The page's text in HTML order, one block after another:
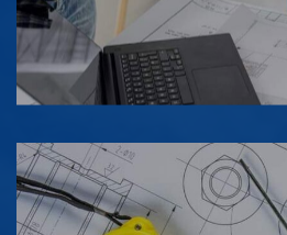
وظایف خویش قرار داده .